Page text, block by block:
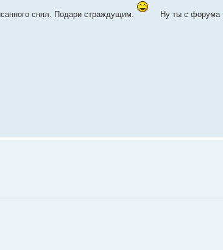
снял. Подари страждущим.
Ну ты с форума